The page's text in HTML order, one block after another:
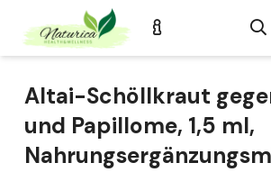
Altai-Schöllkraut
und Papillome, 1,5 ml,